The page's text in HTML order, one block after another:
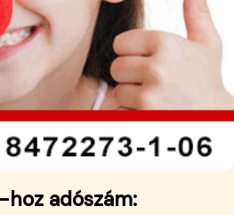
hoz adószám: